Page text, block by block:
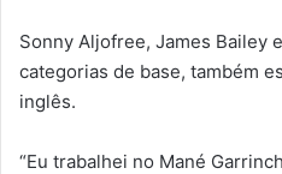
Sonny Aljofree, James Bailey
categorias de base, também
inglês.
“Eu trabalhei no Mané